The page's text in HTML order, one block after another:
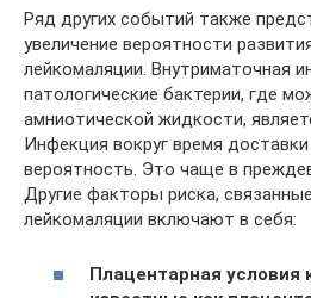
Ряд других событий также
увеличение вероятности
лейкомаляции. Внутриматочная
патологические бактерии, где
амниотической жидкости,
Инфекция вокруг время
вероятность. Это чаще в
Другие факторы риска,
лейкомаляции включают в себя:
Плацентарная условия